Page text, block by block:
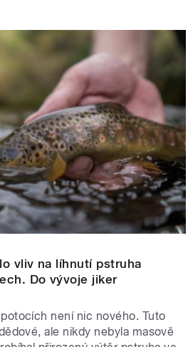
vliv na líhnutí pstruha
Do vývoje jiker
není nic nového. Tuto
ale nikdy nebyla masově